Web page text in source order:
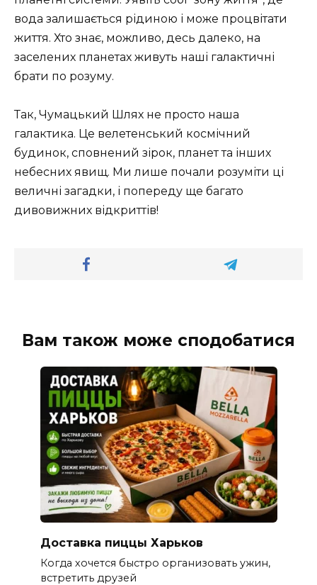
вода залишається рідиною і може процвітати
життя. Хто знає, можливо, десь далеко, на
заселених планетах живуть наші галактичні
брати по розуму.
Так, Чумацький Шлях не просто наша
галактика. Це велетенський космічний
будинок, сповнений зірок, планет та інших
небесних явищ. Ми лише почали розуміти ці
величні загадки, і попереду ще багато
дивовижних відкриттів!
Вам також може сподобатися
Доставка пиццы Харьков
Когда хочется быстро организовать ужин,
встретить друзей